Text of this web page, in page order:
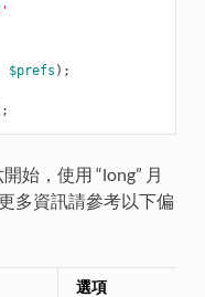
$prefs );
始，使用 “long” 月
多資訊請參考以下偏
選項